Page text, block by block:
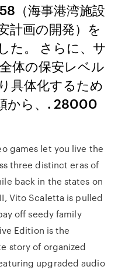
（海事港湾施設
計画の開発）を
た。 さらに、サ
体の保安レベル
具体化するため
から、. 28000
games let you live the
three distinct eras of
back in the states on
Vito Scaletta is pulled
off seedy family
Edition is the
story of organized
upgraded audio